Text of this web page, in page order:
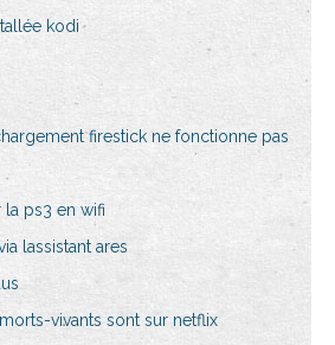
kodi
firestick ne fonctionne pas
ps3 en wifi
lassistant ares
vivants sont sur netflix